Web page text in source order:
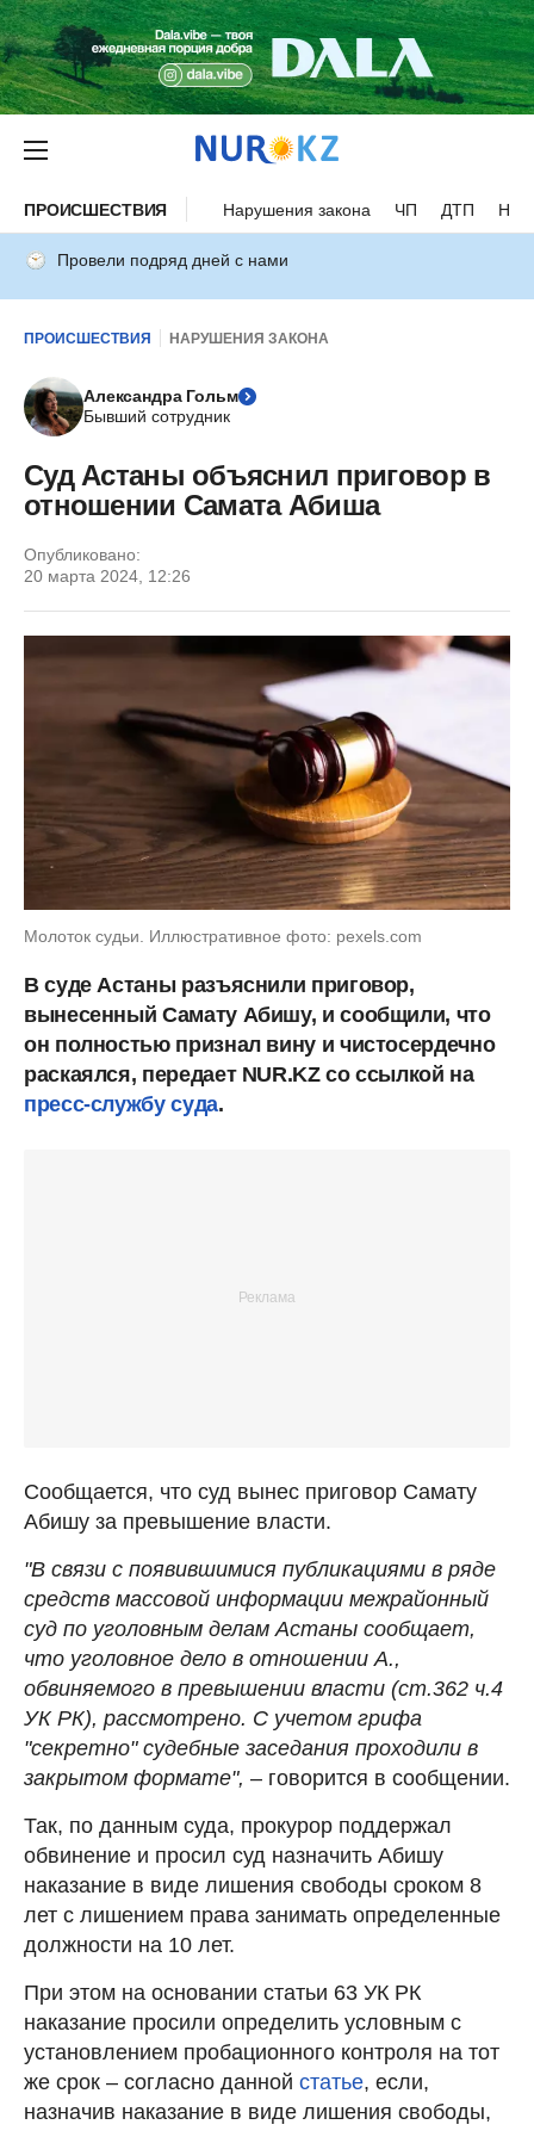
ПРОИСШЕСТВИЯ Нарушения закона ЧП ДТП
Провели подряд дней с нами
ПРОИСШЕСТВИЯ НАРУШЕНИЯ ЗАКОНА
Александра Гольм
Бывший сотрудник
Суд Астаны объяснил приговор в
отношении Самата Абиша
Опубликовано:
20 марта 2024, 12:26
Молоток судьи. Иллюстративное фото: pexels.com
В суде Астаны разъяснили приговор,
вынесенный Самату Абишу, и сообщили, что
он полностью признал вину и чистосердечно
раскаялся, передает NUR.KZ со ссылкой на
пресс-службу суда.
Сообщается, что суд вынес приговор Самату
Абишу за превышение власти.
"В связи с появившимися публикациями в ряде
средств массовой информации межрайонный
суд по уголовным делам Астаны сообщает,
что уголовное дело в отношении А.,
обвиняемого в превышении власти (ст.362 ч.4
УК РК), рассмотрено. С учетом грифа
"секретно" судебные заседания проходили в
закрытом формате", – говорится в сообщении.
Так, по данным суда, прокурор поддержал
обвинение и просил суд назначить Абишу
наказание в виде лишения свободы сроком 8
лет с лишением права занимать определенные
должности на 10 лет.
При этом на основании статьи 63 УК РК
наказание просили определить условным с
установлением пробационного контроля на тот
же срок – согласно данной статье, если,
назначив наказание в виде лишения свободы,